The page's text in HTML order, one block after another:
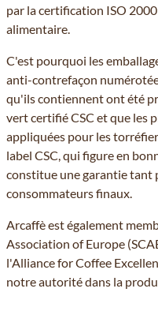
par la certification ISO
alimentaire.
C'est pourquoi les
anti-contrefaçon
qu'ils contiennent ont été
vert certifié CSC et que les
appliquées pour les
label CSC, qui figure en
constitue une garantie tant
consommateurs finaux.
Arcaffè est également
Association of Europe
l'Alliance for Coffee
notre autorité dans la